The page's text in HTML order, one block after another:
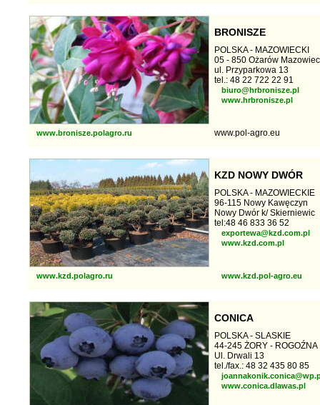
BRONISZE
POLSKA - MAZOWIECKI
05 - 850 Ożarów
ul. Przyparkowa 13
tel.: 48 22 722 22 91
biuro@hrbronisze.pl
www.hrbronisze.pl
www.bronisze.polagro.ru www.pol-agro.eu
KZD NOWY DWÓR
POLSKA - MAZOWIECKIE
96-115 Nowy Kawęczyn
Nowy Dwór k/ Skierniewic
tel:48 46 833 36 52
exportewa@kzd.com.pl
www.kzd.com.pl
www.kzd.polagro.ru www.kzd.pol-agro.eu
CONICA
POLSKA - SLASKIE
44-245 ŻORY - ROGOŹNA
Ul. Drwali 13
tel./fax.: 48 32 435 80 85
www.conica.dlawas.pl